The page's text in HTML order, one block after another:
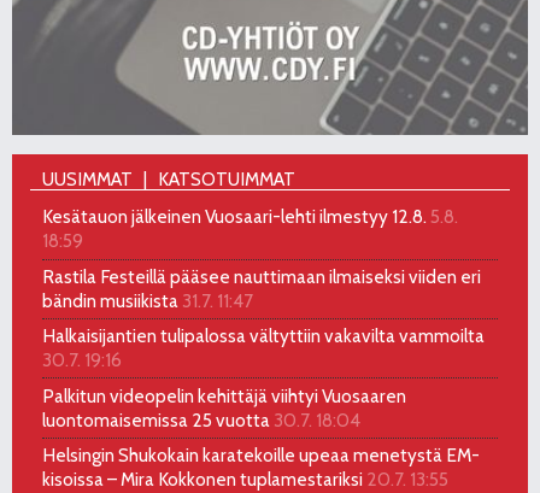
UUSIMMAT
KATSOTUIMMAT
Kesätauon jälkeinen Vuosaari-lehti ilmestyy 12.8. 5.8.
18:59
Rastila Festeillä pääsee nauttimaan ilmaiseksi viiden eri
bändin musiikista 31.7. 11:47
Halkaisijantien tulipalossa vältyttiin vakavilta vammoilta
30.7. 19:16
Palkitun videopelin kehittäjä viihtyi Vuosaaren
luontomaisemissa 25 vuotta 30.7. 18:04
Helsingin Shukokain karatekoille upeaa menetystä EM-
kisoissa – Mira Kokkonen tuplamestariksi 20.7. 13:55